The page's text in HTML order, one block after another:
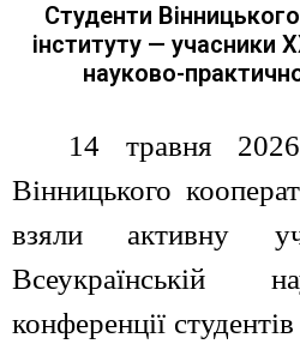
Студенти
інституту — учасники
науково-
14 травня
Вінницького
взяли активну
Всеукраїнській
конференції